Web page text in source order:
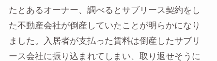
たとあるオーナー、調べるとサブリース契約をし
た不動産会社が倒産していたことが明らかになり
ました。入居者が支払った賃料は倒産したサブリ
ース会社に振り込まれてしまい、取り返せそうに